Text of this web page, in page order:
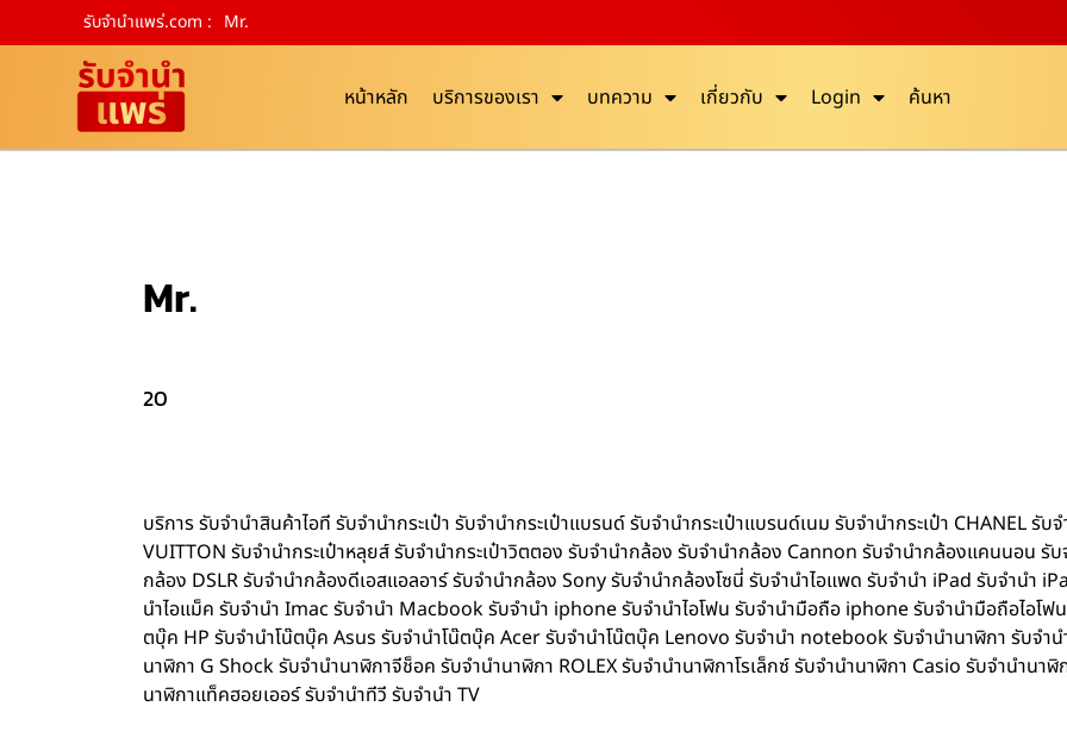
รับจํานําแพร่.com : Mr.
หน้าหลัก บริการของเรา บทความ เกี่ยวกับ Login ค้นหา
Mr.
20
บริการ รับจำนำสินค้าไอที รับจำนำกระเป๋า รับจำนำกระเป๋าแบรนด์ รับจำนำกระเป๋าแบรนด์เนม รับจำนำกระเป๋า CHANEL รับ
VUITTON รับจำนำกระเป๋าหลุยส์ รับจำนำกระเป๋าวิตตอง รับจำนำกล้อง รับจำนำกล้อง Cannon รับจำนำกล้องแคนนอน
กล้อง DSLR รับจำนำกล้องดีเอสแอลอาร์ รับจำนำกล้อง Sony รับจำนำกล้องโซนี่ รับจำนำไอแพด รับจำนำ iPad รับจำนำ
นำไอแม็ค รับจำนำ Imac รับจำนำ Macbook รับจำนำ iphone รับจำนำไอโฟน รับจำนำมือถือ iphone รับจำนำมือถือไอโ
ตบุ๊ค HP รับจำนำโน๊ตบุ๊ค Asus รับจำนำโน๊ตบุ๊ค Acer รับจำนำโน๊ตบุ๊ค Lenovo รับจำนำ notebook รับจำนำนาฬิกา รับจำ
นาฬิกา G Shock รับจำนำนาฬิกาจีช็อค รับจำนำนาฬิกา ROLEX รับจำนำนาฬิกาโรเล็กซ์ รับจำนำนาฬิกา Casio รับจำนำนา
นาฬิกาแท็คฮอยเออร์ รับจำนำทีวี รับจำนำ TV